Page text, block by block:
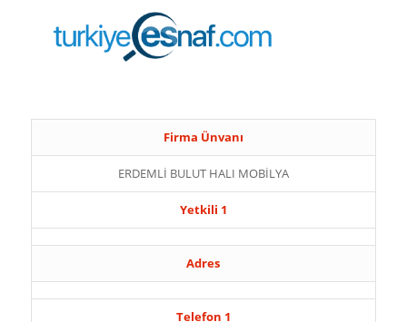
Firma Ünvanı
ERDEMLİ BULUT HALI MOBİLYA
Yetkili 1
Adres
Telefon 1